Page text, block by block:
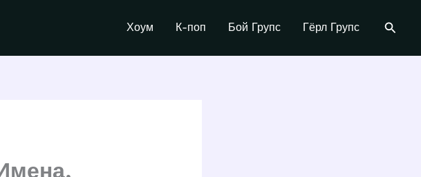
Хоум К-поп Бой Групс Гёрл Групс Поиск